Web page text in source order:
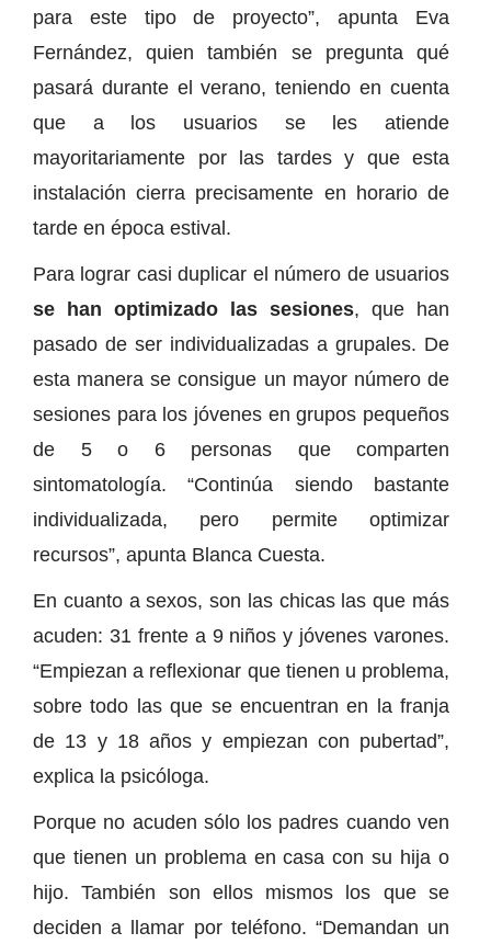
para este tipo de proyecto”, apunta Eva
Fernández, quien también se pregunta qué
pasará durante el verano, teniendo en cuenta
que a los usuarios se les atiende
mayoritariamente por las tardes y que esta
instalación cierra precisamente en horario de
tarde en época estival.
Para lograr casi duplicar el número de usuarios
se han optimizado las sesiones, que han
pasado de ser individualizadas a grupales. De
esta manera se consigue un mayor número de
sesiones para los jóvenes en grupos pequeños
de 5 o 6 personas que comparten
sintomatología. “Continúa siendo bastante
individualizada, pero permite optimizar
recursos”, apunta Blanca Cuesta.
En cuanto a sexos, son las chicas las que más
acuden: 31 frente a 9 niños y jóvenes varones.
“Empiezan a reflexionar que tienen u problema,
sobre todo las que se encuentran en la franja
de 13 y 18 años y empiezan con pubertad”,
explica la psicóloga.
Porque no acuden sólo los padres cuando ven
que tienen un problema en casa con su hija o
hijo. También son ellos mismos los que se
deciden a llamar por teléfono. “Demandan un